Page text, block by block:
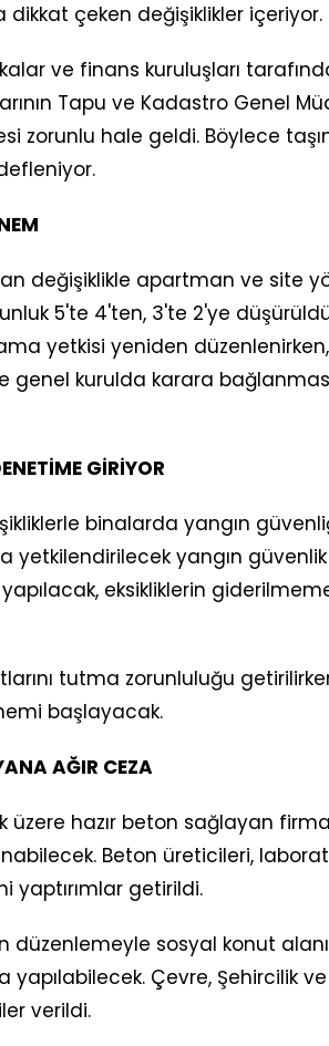
çeken değişiklikler içeriyor.
ve finans kuruluşları
Tapu ve Kadastro Genel
zorunlu hale geldi. Böylece
değişiklikle apartman ve site
5'te 4'ten, 3'te 2'ye
yetkisi yeniden
genel kurulda karara
GİRİYOR
binalarda yangın
yetkilendirilecek yangın
eksikliklerin
tutma zorunluluğu
başlayacak.
AĞIR CEZA
üzere hazır beton sağlayan
Beton üreticileri,
yaptırımlar getirildi.
düzenlemeyle sosyal konut
Çevre, Şehircilik
verildi.